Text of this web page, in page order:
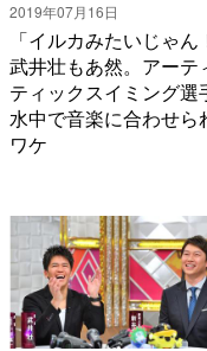
2019年07月16日
「イルカみたいじゃん
武井壮もあ然。アーテ
ティックスイミング選
水中で音楽に合わせら
ワケ